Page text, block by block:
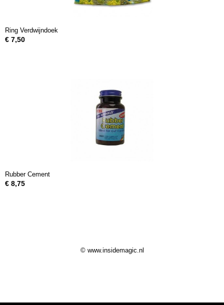
Ring Verdwijndoek
€ 7,50
Rubber Cement
€ 8,75
© www.insidemagic.nl